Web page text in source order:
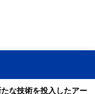
な技術を投入したアー